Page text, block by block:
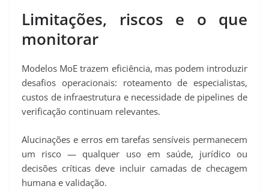
Limitações, riscos e o que
monitorar
Modelos MoE trazem eficiência, mas podem introduzir
desafios operacionais: roteamento de especialistas,
custos de infraestrutura e necessidade de pipelines de
verificação continuam relevantes.
Alucinações e erros em tarefas sensíveis permanecem
um risco — qualquer uso em saúde, jurídico ou
decisões críticas deve incluir camadas de checagem
humana e validação.